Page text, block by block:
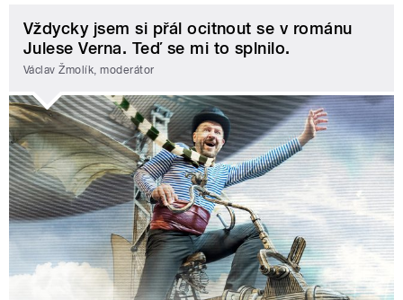
Vždycky jsem si přál ocitnout se v románu
Julese Verna. Teď se mi to splnilo.
Václav Žmolík, moderátor